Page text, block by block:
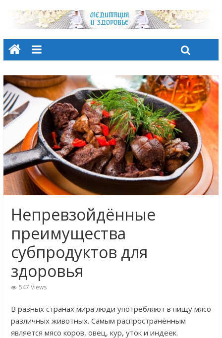
Непревзойдённые
преимущества
субпродуктов для
здоровья
547 Views
В разных странах мира люди употребляют в пищу мясо
различных животных. Самым распространённым
является мясо коров, овец, кур, уток и индеек.